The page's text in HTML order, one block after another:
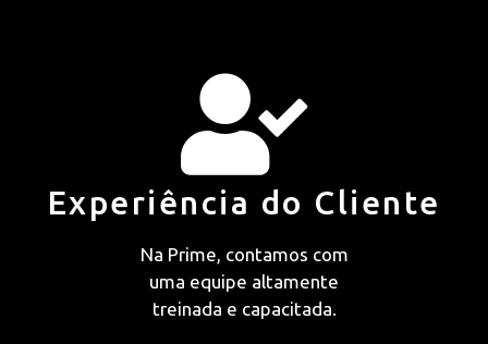
Experiência do Cliente
Na Prime, contamos com
uma equipe altamente
treinada e capacitada.